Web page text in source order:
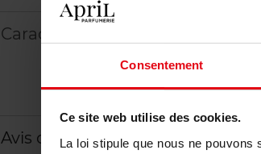
Consentement
Ce site web utilise des cookies.
La loi stipule que nous ne
Caractéristiques
Avis client Politique relative aux avis